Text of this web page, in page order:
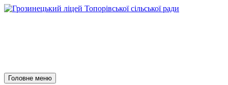
Пошук
Головне меню Перейти